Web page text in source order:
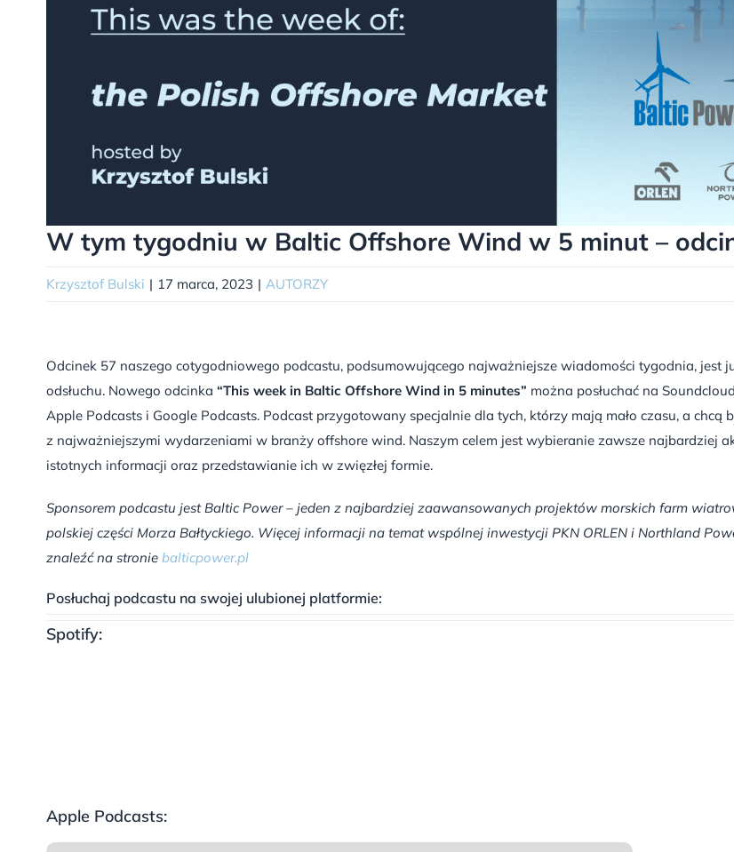
W tym tygodniu w Baltic Offshore Wind w 5 minut –
Krzysztof Bulski | 17 marca, 2023 | AUTORZY
Odcinek 57 naszego cotygodniowego podcastu, podsumowującego najważniejsze wiadomości tygodnia, jest
odsłuchu. Nowego odcinka “This week in Baltic Offshore Wind in 5 minutes” można posłuchać na
Apple Podcasts i Google Podcasts. Podcast przygotowany specjalnie dla tych, którzy mają mało czasu, a chcą
z najważniejszymi wydarzeniami w branży offshore wind. Naszym celem jest wybieranie zawsze najbardziej
istotnych informacji oraz przedstawianie ich w zwięzłej formie.
Sponsorem podcastu jest Baltic Power – jeden z najbardziej zaawansowanych projektów morskich farm
polskiej części Morza Bałtyckiego. Więcej informacji na temat wspólnej inwestycji PKN ORLEN i Northland
znaleźć na stronie balticpower.pl
Posłuchaj podcastu na swojej ulubionej platformie:
Spotify:
Apple Podcasts: